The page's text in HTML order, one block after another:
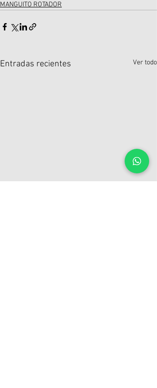
MANGUITO ROTADOR
Entradas recientes Ver todo